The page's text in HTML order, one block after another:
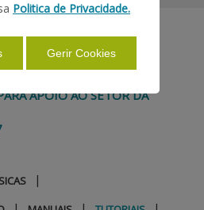
menu
APOIO AO SETOR DA
|
Politica de Privacidade.
Gerir Cookies